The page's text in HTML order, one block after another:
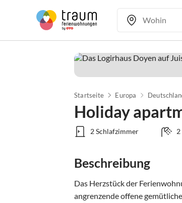
Startseite Europa
Holiday
2 Schlafzimmer 2
Beschreibung
Das Herzstück der
angrenzende offene